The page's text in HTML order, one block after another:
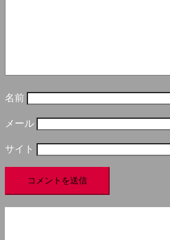
名前
メール
サイト